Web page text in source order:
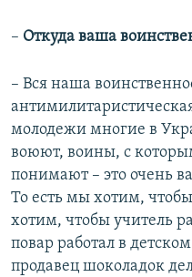
– Откуда ваша
– Вся наша
молодежи многие в
воюют, воины, с
понимают – это очень
То есть мы хотим,
хотим, чтобы учитель
повар работал в
продавец шоколадок